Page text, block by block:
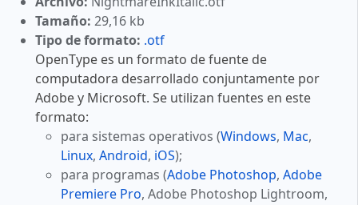
Tamaño: 29,16 kb
Tipo de formato: .otf
OpenType es un formato de fuente de
computadora desarrollado conjuntamente por
Adobe y Microsoft. Se utilizan fuentes en este
formato:
para sistemas operativos (Windows, Mac,
Linux, Android, iOS);
para programas (Adobe Photoshop, Adobe
Premiere Pro, Adobe Photoshop Lightroom,